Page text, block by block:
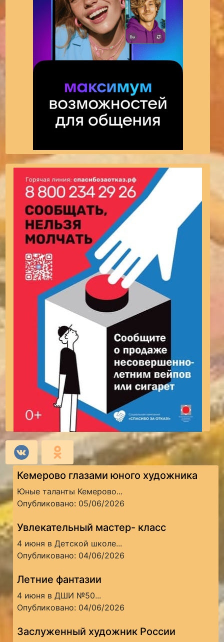
Кемерово глазами юного художника
Юные таланты Кемерово...
Опубликовано: 05/06/2026
Увлекательный мастер- класс
4 июня в Детской школе...
Опубликовано: 04/06/2026
Летние фантазии
4 июня в ДШИ №50...
Опубликовано: 04/06/2026
Заслуженный художник России